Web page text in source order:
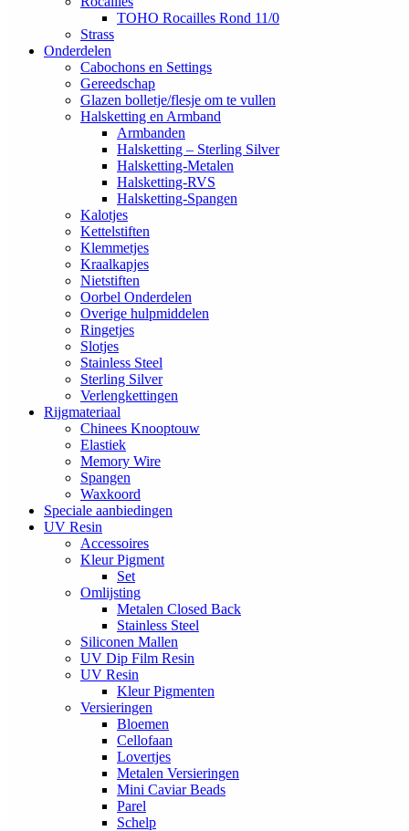
TOHO Rocailles Rond 11/0
Strass
Onderdelen
Cabochons en Settings
Gereedschap
Glazen bolletje/flesje om te vullen
Halsketting en Armband
Armbanden
Halsketting – Sterling Silver
Halsketting-Metalen
Halsketting-RVS
Halsketting-Spangen
Kalotjes
Kettelstiften
Klemmetjes
Kraalkapjes
Nietstiften
Oorbel Onderdelen
Overige hulpmiddelen
Ringetjes
Slotjes
Stainless Steel
Sterling Silver
Verlengkettingen
Rijgmateriaal
Chinees Knooptouw
Elastiek
Memory Wire
Spangen
Waxkoord
Speciale aanbiedingen
UV Resin
Accessoires
Kleur Pigment
Set
Omlijsting
Metalen Closed Back
Stainless Steel
Siliconen Mallen
UV Dip Film Resin
UV Resin
Kleur Pigmenten
Versieringen
Bloemen
Cellofaan
Lovertjes
Metalen Versieringen
Mini Caviar Beads
Parel
Schelp